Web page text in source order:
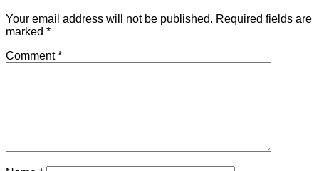
Your email address will not be published. Required fields are
marked *
Comment*